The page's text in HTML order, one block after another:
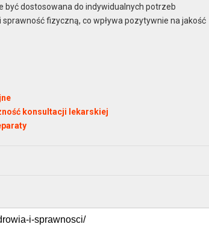
być dostosowana do indywidualnych potrzeb
fizyczną, co wpływa pozytywnie na jakość
konsultacji lekarskiej